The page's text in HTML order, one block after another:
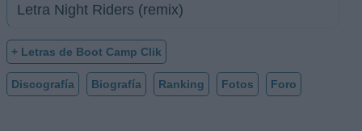
Letra Night Riders (remix)
+ Letras de Boot Camp Clik
Discografía Biografía Ranking Fotos Foro